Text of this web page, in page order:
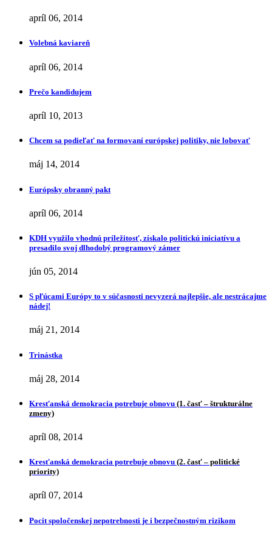
apríl 06, 2014
Volebná kaviareň
apríl 06, 2014
Prečo kandidujem
apríl 10, 2013
Chcem sa podieľať na formovaní európskej politiky, nie lobovať
máj 14, 2014
Európsky obranný pakt
apríl 06, 2014
KDH využilo vhodnú príležitosť, získalo politickú iniciatívu a
presadilo svoj dlhodobý programový zámer
jún 05, 2014
S pľúcami Európy to v súčasnosti nevyzerá najlepšie, ale nestrácajme
nádej!
máj 21, 2014
Trinástka
máj 28, 2014
Kresťanská demokracia potrebuje obnovu (1. časť – štrukturálne
zmeny)
apríl 08, 2014
Kresťanská demokracia potrebuje obnovu (2. časť – politické
priority)
apríl 07, 2014
Pocit spoločenskej nepotrebnosti je i bezpečnostným rizikom